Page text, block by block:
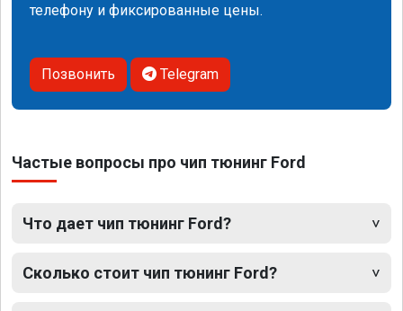
телефону и фиксированные цены.
Позвонить Telegram
Частые вопросы про чип тюнинг Ford
Что дает чип тюнинг Ford?
Сколько стоит чип тюнинг Ford?